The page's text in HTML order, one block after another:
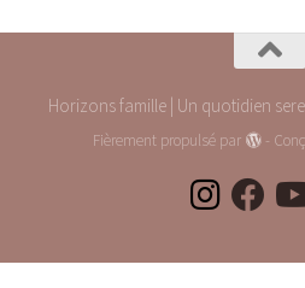
Horizons famille | Un quotidien
Fièrement propulsé par -